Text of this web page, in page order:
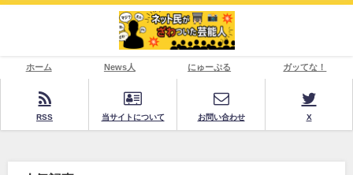
ホーム News人 にゅーぷる ガッてな！
RSS 当サイトについて お問い合わせ X